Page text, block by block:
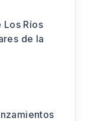
Ríos
de la